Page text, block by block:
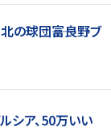
の球団――富良野ブ
ア、50万いい